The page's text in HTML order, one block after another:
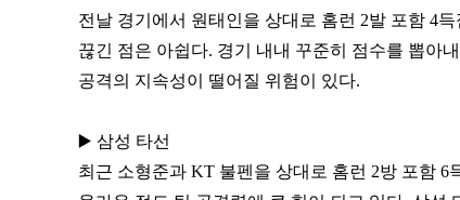
전날 경기에서 원태인을 상대로 홈런 2발 포함 4
끊긴 점은 아쉽다. 경기 내내 꾸준히 점수를 뽑아
공격의 지속성이 떨어질 위험이 있다.
▶️ 삼성 타선
최근 소형준과 KT 불펜을 상대로 홈런 2방 포함 6